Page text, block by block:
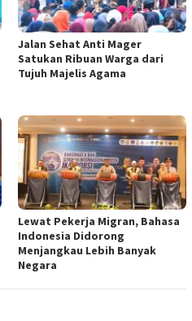
Jalan Sehat Anti Mager
Satukan Ribuan Warga dari
Tujuh Majelis Agama
Lewat Pekerja Migran, Bahasa
Indonesia Didorong
Menjangkau Lebih Banyak
Negara